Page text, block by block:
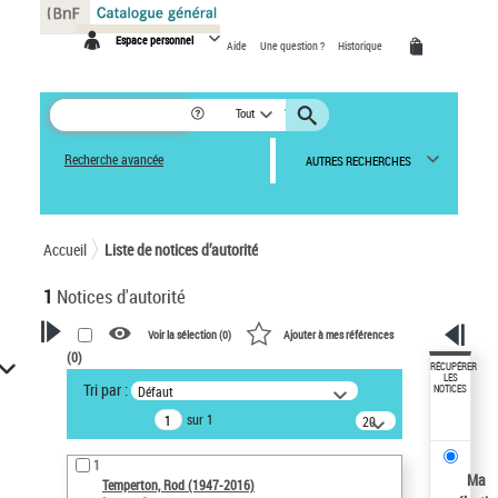
Espace personnel Aide Une question ? Historique
Tout
Recherche avancée AUTRES RECHERCHES
Accueil Liste de notices d’autorité
1 Notices d'autorité
VOTRE RECHERCHE
Recherche avancée dans les
notices d’autorité
Œuvres liées à l'auteur :
Temperton, Rod (1947-2016)
Voir la sélection (0) Ajouter à mes références
(0)
Tri par : Défaut
sur 1
20
résultats/page
1
Temperton, Rod (1947-2016)
RÉCUPÉRER
LES
NOTICES
Ma
Panneau de gestion des cookies